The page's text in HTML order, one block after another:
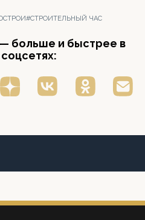
#СТРОИТЕЛЬНЫЙ ЧАС
больше и быстрее в